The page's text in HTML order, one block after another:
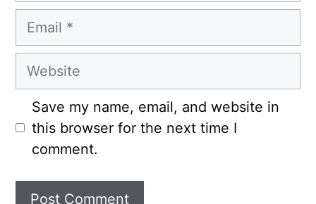
Email
Website
Save my name, email, and website in
this browser for the next time I
comment.